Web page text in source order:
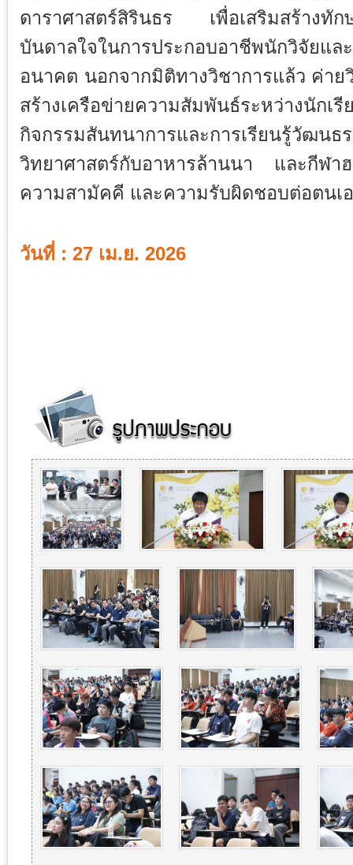
ดาราศาสตร์สิรินธร เพื่อเสริมสร้างทัก
บันดาลใจในการประกอบอาชีพนักวิจัยแล
อนาคต นอกจากมิติทางวิชาการแล้ว ค่าย
สร้างเครือข่ายความสัมพันธ์ระหว่างนั
กิจกรรมสันทนาการและการเรียนรู้วั
วิทยาศาสตร์กับอาหารล้านนา และกีฬา
ความสามัคคี และความรับผิดชอบต่อตนเ
วันที่ : 27 เม.ย. 2026